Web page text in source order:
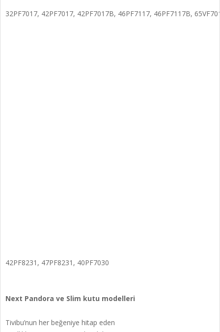
32PF7017, 42PF7017, 42PF7017B, 46PF7117, 46PF7117B,
42PF8231, 47PF8231, 40PF7030
Next Pandora ve Slim kutu modelleri
Tivibu’nun her beğeniye hitap eden